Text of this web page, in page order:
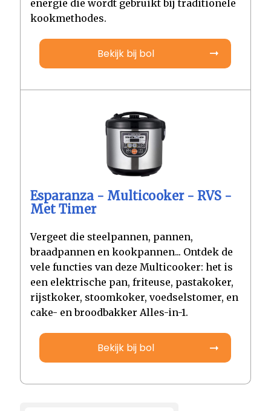
energie die wordt gebruikt bij traditionele
kookmethodes.
Bekijk bij bol
Esparanza - Multicooker - RVS -
Met Timer
Vergeet die steelpannen, pannen,
braadpannen en kookpannen... Ontdek de
vele functies van deze Multicooker: het is
een elektrische pan, friteuse, pastakoker,
rijstkoker, stoomkoker, voedselstomer, en
cake- en broodbakker Alles-in-1.
Bekijk bij bol